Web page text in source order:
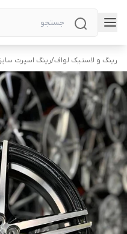
رینگ و لاستیک لواف/رینگ اسپرت سایز ۱۵ × ۷ (۱۰۸-۱۰۰×۸) رخ مشکی